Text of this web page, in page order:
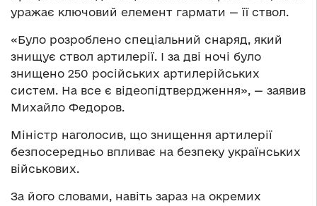
уражає ключовий елемент гармати — її ствол.
«Було розроблено спеціальний снаряд, який
знищує ствол артилерії. І за дві ночі було
знищено 250 російських артилерійських
систем. На все є відеопідтвердження», — заявив
Михайло Федоров.
Міністр наголосив, що знищення артилерії
безпосередньо впливає на безпеку українських
військових.
За його словами, навіть зараз на окремих